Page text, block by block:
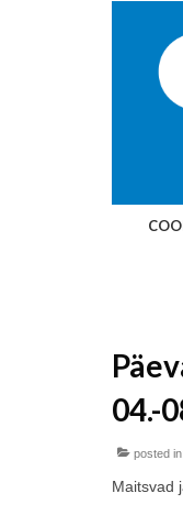
04.-
posted in:
Maitsvad